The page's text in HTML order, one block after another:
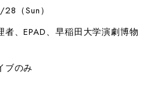
（Sun）
者、EPAD、早稲田大学演劇博物
ブのみ